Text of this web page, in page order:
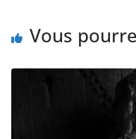
Vous